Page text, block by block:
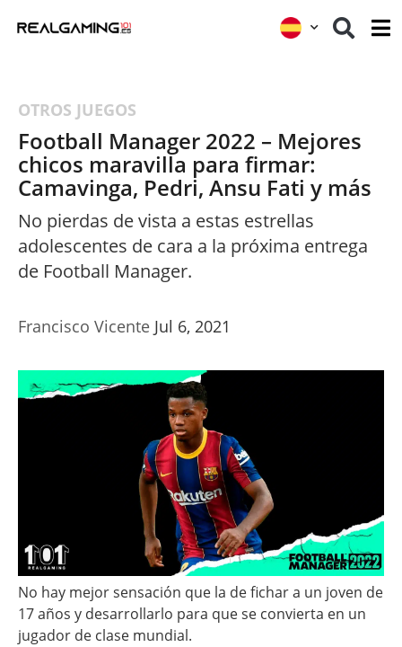
OTROS JUEGOS
Football Manager 2022 – Mejores
chicos maravilla para firmar:
Camavinga, Pedri, Ansu Fati y más
No pierdas de vista a estas estrellas
adolescentes de cara a la próxima entrega
de Football Manager.
Francisco Vicente Jul 6, 2021
No hay mejor sensación que la de fichar a un joven de
17 años y desarrollarlo para que se convierta en un
jugador de clase mundial.